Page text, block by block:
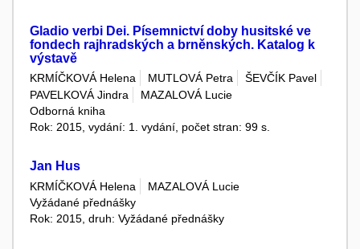
Gladio verbi Dei. Písemnictví doby husitské ve
fondech rajhradských a brněnských. Katalog k
výstavě
KRMÍČKOVÁ Helena MUTLOVÁ Petra
ŠEVČÍK Pavel
PAVELKOVÁ Jindra
MAZALOVÁ Lucie
Odborná kniha
Rok: 2015, vydání: 1. vydání, počet stran: 99 s.
Jan Hus
KRMÍČKOVÁ Helena
MAZALOVÁ Lucie
Vyžádané přednášky
Rok: 2015, druh: Vyžádané přednášky